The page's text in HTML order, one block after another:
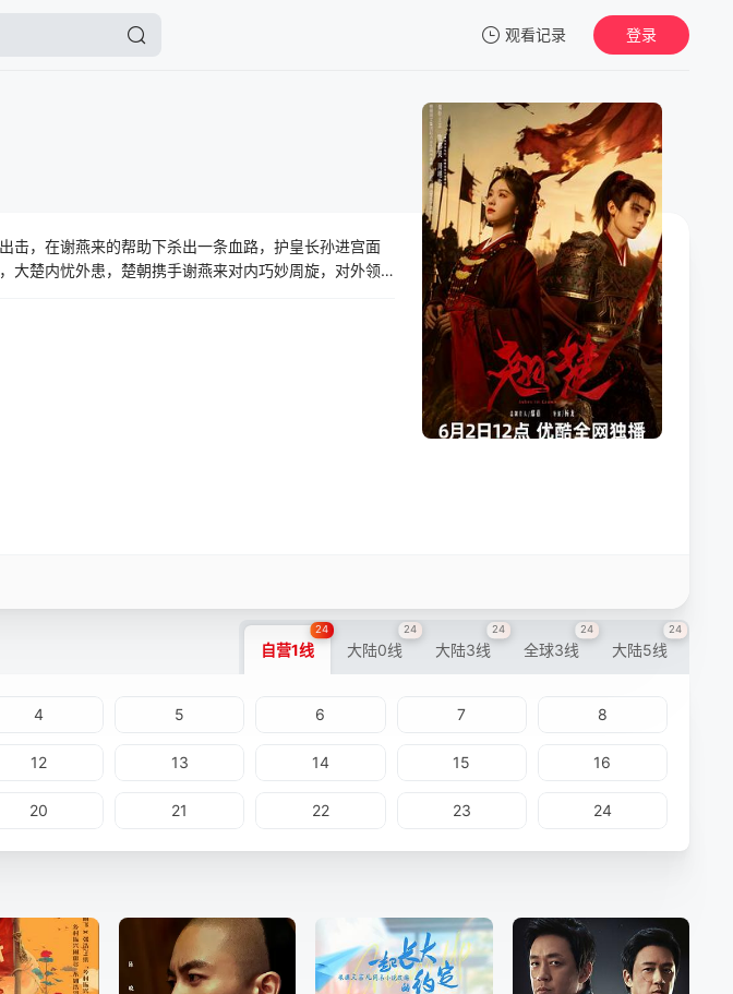
观看记录
暂无观看影片的记录
登录
击，在谢燕来的帮助下杀出一条血路，护皇长孙进宫面
大楚内忧外患，楚朝携手谢燕来对内巧妙周旋，对外领
自营1线
24
大陆0线
24
大陆3线
24
全球3线
24
大陆5线
24
4 5 6 7 8
12 13 14 15 16
20 21 22 23 24